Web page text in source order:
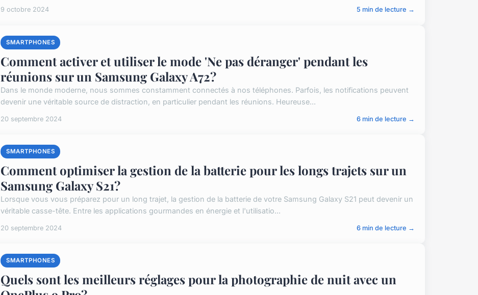
9 octobre 2024 5 min de lecture →
SMARTPHONES
Comment activer et utiliser le mode 'Ne pas déranger' pendant les
réunions sur un Samsung Galaxy A72?
Dans le monde moderne, nous sommes constamment connectés à nos téléphones. Parfois, les notifications peuvent
devenir une véritable source de distraction, en particulier pendant les réunions. Heureuse...
20 septembre 2024 6 min de lecture →
SMARTPHONES
Comment optimiser la gestion de la batterie pour les longs trajets sur un
Samsung Galaxy S21?
Lorsque vous vous préparez pour un long trajet, la gestion de la batterie de votre Samsung Galaxy S21 peut devenir un
véritable casse-tête. Entre les applications gourmandes en énergie et l'utilisatio...
20 septembre 2024 6 min de lecture →
SMARTPHONES
Quels sont les meilleurs réglages pour la photographie de nuit avec un